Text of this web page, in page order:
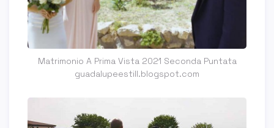
Matrimonio A Prima Vista 2021 Seconda Puntata
guadalupeestill.blogspot.com